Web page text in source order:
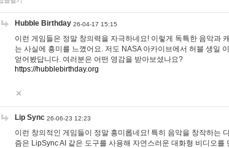
Hubble Birthday 26-04-17 15:15
이런 게임들은 정말 창의력을 자극하네요! 이렇게 독특한 음악과
는 사실에 흥미를 느꼈어요. 저도 NASA 아카이브에서 허블 생일
얻어봤답니다. 여러분은 어떤 영감을 받아보셨나요?
https://hubblebirthday.org
Lip Sync 26-06-23 12:23
이런 창의적인 게임들이 정말 흥미롭네요! 특히 음악을 창작하는
즘은 LipSync AI 같은 도구를 사용해 자연스러운 대화형 비디오를